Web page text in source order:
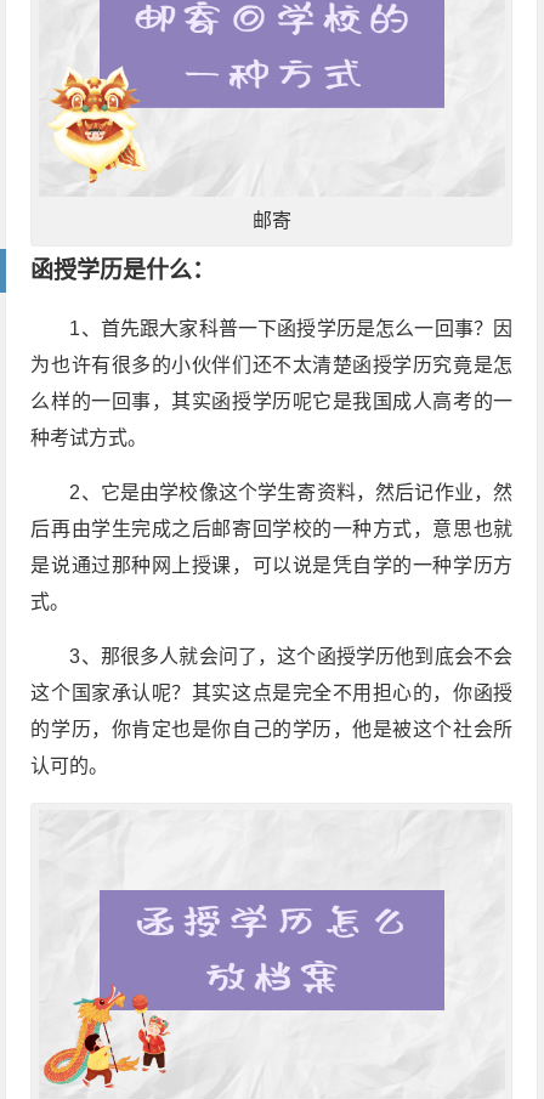
邮寄
函授学历是什么：
1、首先跟大家科普一下函授学历是怎么一回事？因
为也许有很多的小伙伴们还不太清楚函授学历究竟是怎
么样的一回事，其实函授学历呢它是我国成人高考的一
种考试方式。
2、它是由学校像这个学生寄资料，然后记作业，然
后再由学生完成之后邮寄回学校的一种方式，意思也就
是说通过那种网上授课，可以说是凭自学的一种学历方
式。
3、那很多人就会问了，这个函授学历他到底会不会
这个国家承认呢？其实这点是完全不用担心的，你函授
的学历，你肯定也是你自己的学历，他是被这个社会所
认可的。